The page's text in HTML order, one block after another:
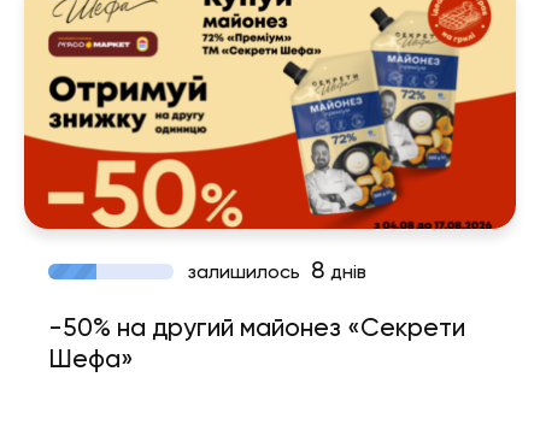
залишилось 8 днів
-50% на другий майонез «Секрети
Шефа»